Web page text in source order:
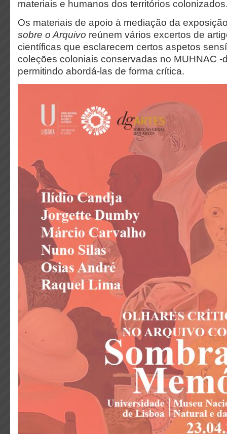
materiais e humanos dos territórios
Os materiais de apoio à mediação da
sobre o Arquivo reúnem vários excertos de
científicas que esclarecem certos aspetos
coleções coloniais conservadas no MUHNAC -
permitindo abordá-las de forma crítica.